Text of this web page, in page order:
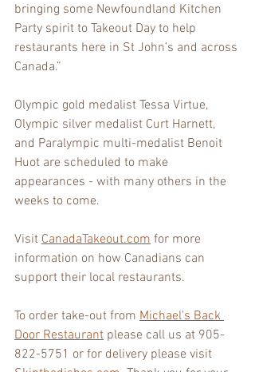
bringing some Newfoundland Kitchen
Party spirit to Takeout Day to help
restaurants here in St John’s and across
Canada.”
Olympic gold medalist Tessa Virtue,
Olympic silver medalist Curt Harnett,
and Paralympic multi-medalist Benoit
Huot are scheduled to make
appearances - with many others in the
weeks to come.
Visit CanadaTakeout.com for more
information on how Canadians can
support their local restaurants.
To order take-out from Michael's Back
Door Restaurant please call us at 905-
822-5751 or for delivery please visit